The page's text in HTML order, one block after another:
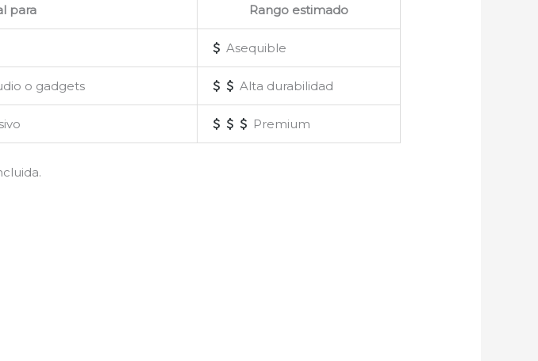
para Rango estimado
Asequible
o gadgets Alta durabilidad
Premium